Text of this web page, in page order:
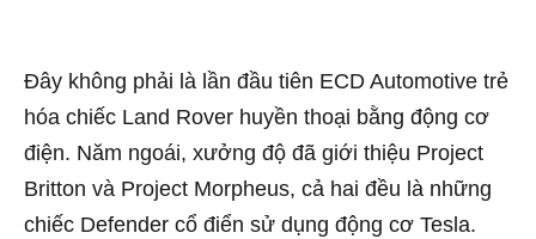
Đây không phải là lần đầu tiên ECD Automotive trẻ
hóa chiếc Land Rover huyền thoại bằng động cơ
điện. Năm ngoái, xưởng độ đã giới thiệu Project
Britton và Project Morpheus, cả hai đều là những
chiếc Defender cổ điển sử dụng động cơ Tesla.